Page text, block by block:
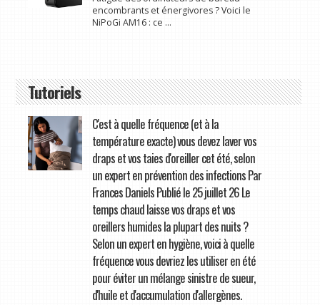
encombrants et énergivores ? Voici le
NiPoGi AM16 : ce ...
Tutoriels
C'est à quelle fréquence (et à la
température exacte) vous devez laver vos
draps et vos taies d'oreiller cet été, selon
un expert en prévention des infections Par
Frances Daniels Publié le 25 juillet 26 Le
temps chaud laisse vos draps et vos
oreillers humides la plupart des nuits ?
Selon un expert en hygiène, voici à quelle
fréquence vous devriez les utiliser en été
pour éviter un mélange sinistre de sueur,
d'huile et d'accumulation d'allergènes.